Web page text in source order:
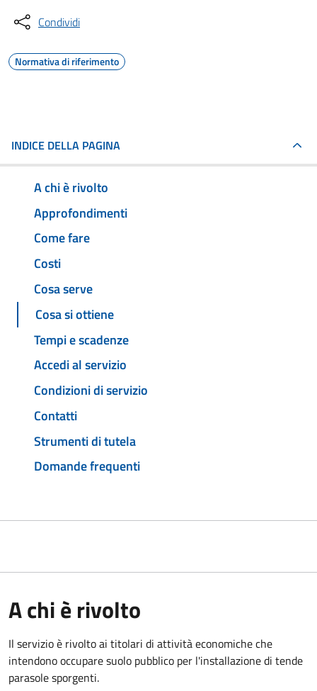
Condividi
Normativa di riferimento
INDICE DELLA PAGINA
A chi è rivolto
Approfondimenti
Come fare
Costi
Cosa serve
Cosa si ottiene
Tempi e scadenze
Accedi al servizio
Condizioni di servizio
Contatti
Strumenti di tutela
Domande frequenti
A chi è rivolto
Il servizio è rivolto ai titolari di attività economiche che
intendono occupare suolo pubblico per l'installazione di tende
parasole sporgenti.